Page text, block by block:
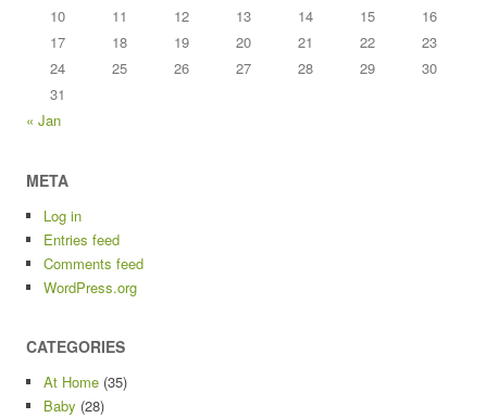
10
11 12 13 14 15
16
17
18 19 20 21 22
23
24
25 26 27 28 29
30
31
« Jan
META
Log in
Entries feed
Comments feed
WordPress.org
CATEGORIES
At Home (35)
Baby (28)